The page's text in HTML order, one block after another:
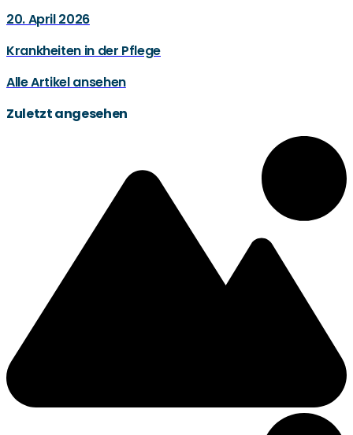
20. April 2026
Krankheiten in der Pflege
Alle Artikel ansehen
Zuletzt angesehen